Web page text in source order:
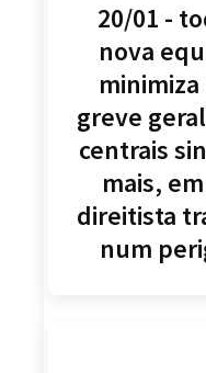
20/01 -
nova
minimiza
greve
centrais
mais,
direitista
num